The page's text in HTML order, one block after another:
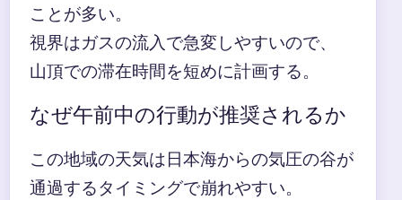
ことが多い。
視界はガスの流入で急変しやすいので、
山頂での滞在時間を短めに計画する。
なぜ午前中の行動が推奨されるか
この地域の天気は日本海からの気圧の谷が
通過するタイミングで崩れやすい。